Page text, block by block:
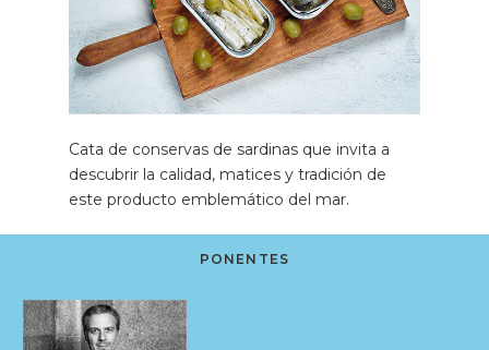
Cata de conservas de sardinas que invita a
descubrir la calidad, matices y tradición de
este producto emblemático del mar.
PONENTES